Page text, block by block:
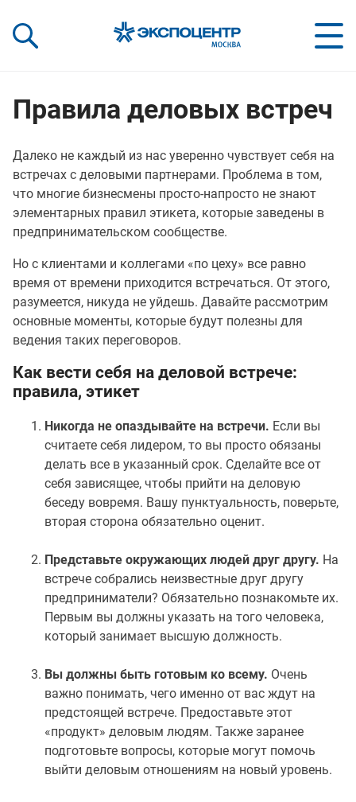
Shows:
a Key to Your Success
выставки вашего
Правила деловых встреч
Далеко не каждый из нас уверенно чувствует себя на
встречах с деловыми партнерами. Проблема в том,
что многие бизнесмены просто-напросто не знают
элементарных правил этикета, которые заведены в
предпринимательском сообществе.
Но с клиентами и коллегами «по цеху» все равно
время от времени приходится встречаться. От этого,
разумеется, никуда не уйдешь. Давайте рассмотрим
основные моменты, которые будут полезны для
ведения таких переговоров.
Как вести себя на деловой встрече:
правила, этикет
Никогда не опаздывайте на встречи. Если вы
считаете себя лидером, то вы просто обязаны
делать все в указанный срок. Сделайте все от
себя зависящее, чтобы прийти на деловую
беседу вовремя. Вашу пунктуальность, поверьте,
вторая сторона обязательно оценит.
Представьте окружающих людей друг другу. На
встрече собрались неизвестные друг другу
предприниматели? Обязательно познакомьте их.
Первым вы должны указать на того человека,
который занимает высшую должность.
Вы должны быть готовым ко всему. Очень
важно понимать, чего именно от вас ждут на
предстоящей встрече. Предоставьте этот
«продукт» деловым людям. Также заранее
подготовьте вопросы, которые могут помочь
выйти деловым отношениям на новый уровень.